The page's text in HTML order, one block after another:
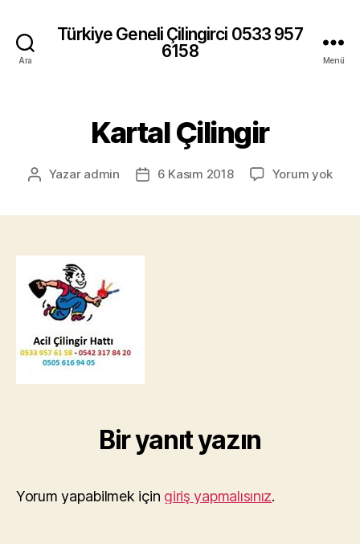
Ara
Türkiye Geneli Çilingirci 0533 957
6158
Menü
Kartal Çilingir
Yazının
Yazar admin
Yazı6 Kasım 2018 Yorum yok
Bir yanıt yazın
Yorum yapabilmek için giriş yapmalısınız.